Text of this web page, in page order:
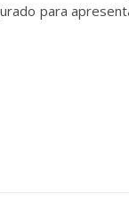
para